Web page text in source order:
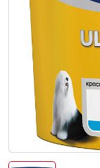
Герметики
Клеи,
Обои
Ещё 5